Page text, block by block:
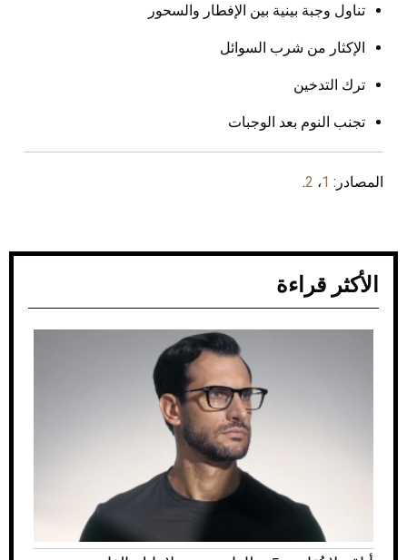
تناول وجبة بينية بين الإفطار والسحور
الإكثار من شرب السوائل
ترك التدخين
تجنب النوم بعد الوجبات
المصادر: 1، 2
.
الأكثر قراءة